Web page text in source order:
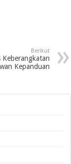
Berikut
Keberangkatan
Kepanduan